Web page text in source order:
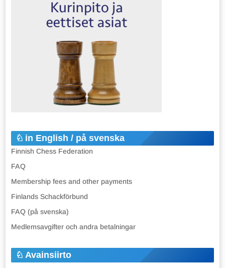
in English / på svenska
Finnish Chess Federation
FAQ
Membership fees and other payments
Finlands Schackförbund
FAQ (på svenska)
Medlemsavgifter och andra betalningar
Avainsiirto